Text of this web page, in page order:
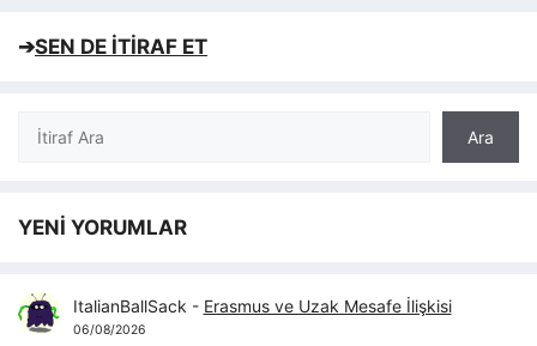
➔SEN DE İTİRAF ET
Ara
Ara
YENİ YORUMLAR
ItalianBallSack - Erasmus ve Uzak Mesafe İlişkisi
06/08/2026